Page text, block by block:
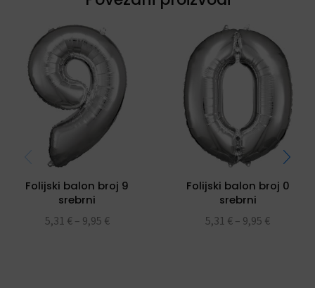
Folijski balon broj 9
srebrni
5,31 € – 9,95 €
Folijski balon broj 0
srebrni
5,31 € – 9,95 €